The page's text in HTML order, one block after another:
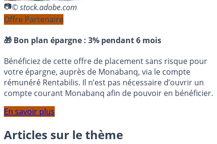
© stock.adobe.com
Offre Partenaire
🎁 Bon plan épargne : 3% pendant 6 mois
Bénéficiez de cette offre de placement sans risque pour
votre épargne, auprès de Monabanq, via le compte
rémunéré Rentabilis. Il n’est pas nécessaire d’ouvrir un
compte courant Monabanq afin de pouvoir en bénéficier.
En savoir plus
Articles sur le thème